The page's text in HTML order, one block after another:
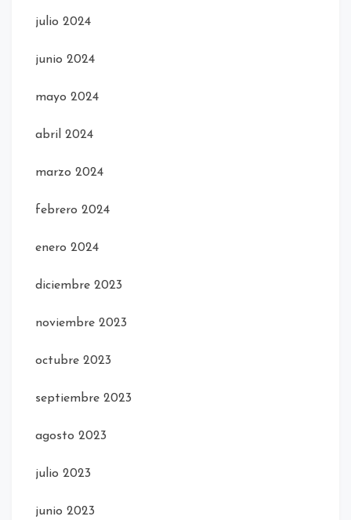
julio 2024
junio 2024
mayo 2024
abril 2024
marzo 2024
febrero 2024
enero 2024
diciembre 2023
noviembre 2023
octubre 2023
septiembre 2023
agosto 2023
julio 2023
junio 2023